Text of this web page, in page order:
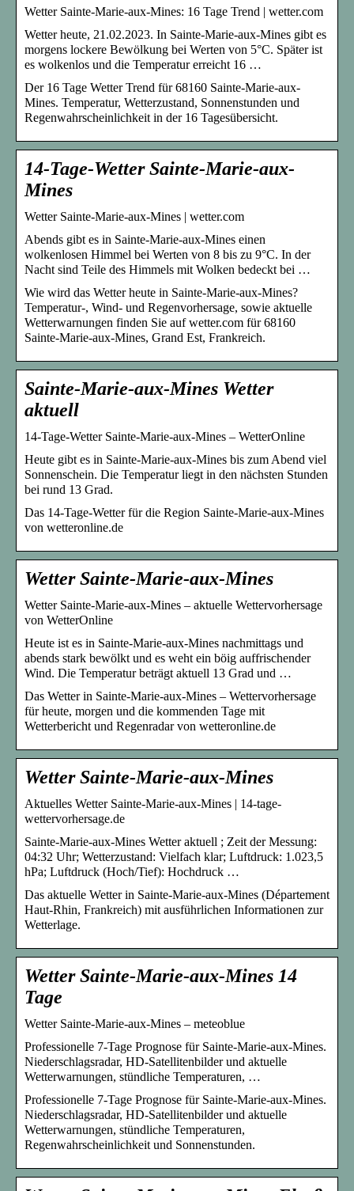
Wetter Sainte-Marie-aux-Mines: 16 Tage Trend | wetter.com
Wetter heute, 21.02.2023. In Sainte-Marie-aux-Mines gibt es
morgens lockere Bewölkung bei Werten von 5°C. Später ist
es wolkenlos und die Temperatur erreicht 16 …
Der 16 Tage Wetter Trend für 68160 Sainte-Marie-aux-
Mines. Temperatur, Wetterzustand, Sonnenstunden und
Regenwahrscheinlichkeit in der 16 Tagesübersicht.
14-Tage-Wetter Sainte-Marie-aux-
Mines
Wetter Sainte-Marie-aux-Mines | wetter.com
Abends gibt es in Sainte-Marie-aux-Mines einen
wolkenlosen Himmel bei Werten von 8 bis zu 9°C. In der
Nacht sind Teile des Himmels mit Wolken bedeckt bei …
Wie wird das Wetter heute in Sainte-Marie-aux-Mines?
Temperatur-, Wind- und Regenvorhersage, sowie aktuelle
Wetterwarnungen finden Sie auf wetter.com für 68160
Sainte-Marie-aux-Mines, Grand Est, Frankreich.
Sainte-Marie-aux-Mines Wetter
aktuell
14-Tage-Wetter Sainte-Marie-aux-Mines – WetterOnline
Heute gibt es in Sainte-Marie-aux-Mines bis zum Abend viel
Sonnenschein. Die Temperatur liegt in den nächsten Stunden
bei rund 13 Grad.
Das 14-Tage-Wetter für die Region Sainte-Marie-aux-Mines
von wetteronline.de
Wetter Sainte-Marie-aux-Mines
Wetter Sainte-Marie-aux-Mines – aktuelle Wettervorhersage
von WetterOnline
Heute ist es in Sainte-Marie-aux-Mines nachmittags und
abends stark bewölkt und es weht ein böig auffrischender
Wind. Die Temperatur beträgt aktuell 13 Grad und …
Das Wetter in Sainte-Marie-aux-Mines – Wettervorhersage
für heute, morgen und die kommenden Tage mit
Wetterbericht und Regenradar von wetteronline.de
Wetter Sainte-Marie-aux-Mines
Aktuelles Wetter Sainte-Marie-aux-Mines | 14-tage-
wettervorhersage.de
Sainte-Marie-aux-Mines Wetter aktuell ; Zeit der Messung:
04:32 Uhr; Wetterzustand: Vielfach klar; Luftdruck: 1.023,5
hPa; Luftdruck (Hoch/Tief): Hochdruck …
Das aktuelle Wetter in Sainte-Marie-aux-Mines (Département
Haut-Rhin, Frankreich) mit ausführlichen Informationen zur
Wetterlage.
Wetter Sainte-Marie-aux-Mines 14
Tage
Wetter Sainte-Marie-aux-Mines – meteoblue
Professionelle 7-Tage Prognose für Sainte-Marie-aux-Mines.
Niederschlagsradar, HD-Satellitenbilder und aktuelle
Wetterwarnungen, stündliche Temperaturen, …
Professionelle 7-Tage Prognose für Sainte-Marie-aux-Mines.
Niederschlagsradar, HD-Satellitenbilder und aktuelle
Wetterwarnungen, stündliche Temperaturen,
Regenwahrscheinlichkeit und Sonnenstunden.